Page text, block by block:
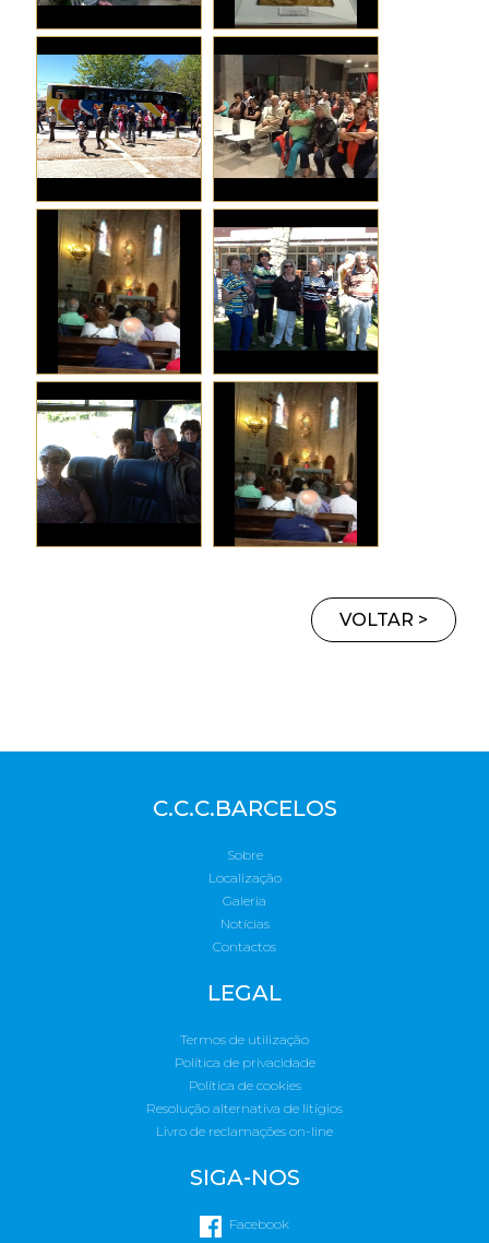
VOLTAR >
C.C.C.BARCELOS
Sobre
Localização
Galeria
Notícias
Contactos
LEGAL
Termos de utilização
Política de privacidade
Política de cookies
Resolução alternativa de litígios
Livro de reclamações on-line
SIGA-NOS
Facebook